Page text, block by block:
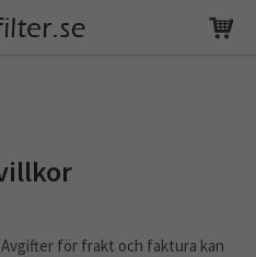
Avgifter för frakt och faktura kan